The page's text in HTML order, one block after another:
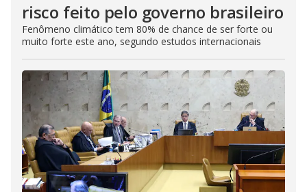
risco feito pelo governo brasileiro
Fenômeno climático tem 80% de chance de ser forte ou
muito forte este ano, segundo estudos internacionais